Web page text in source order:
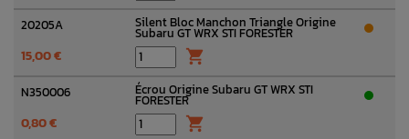
20205A Silent Bloc Manchon Triangle Origine
Subaru GT WRX STI FORESTER
15,00 € 
N350006 Écrou Origine Subaru GT WRX STI
FORESTER
0,80 € 